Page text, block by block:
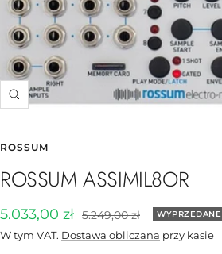
Powiększ
ROSSUM
ROSSUM ASSIMIL8OR
Cena
obniżona
5.033,00 zł Cena
normalna
5.249,00 zł WYPRZEDANE
W tym VAT. Dostawa obliczana przy kasie